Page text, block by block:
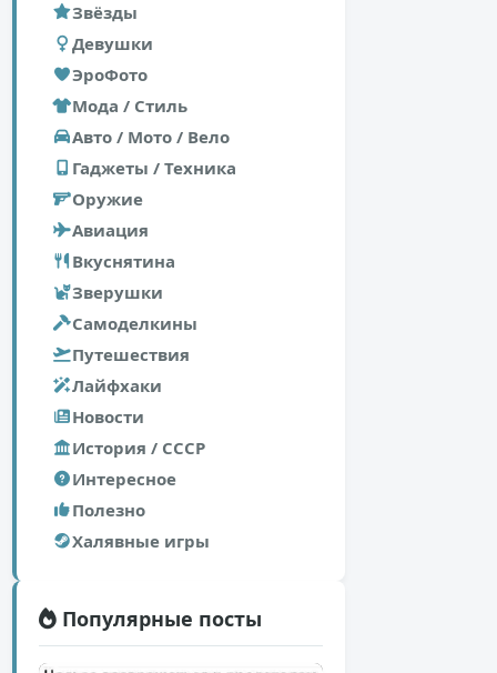
Звёзды
Девушки
ЭроФото
Мода / Стиль
Авто / Мото / Вело
Гаджеты / Техника
Оружие
Авиация
Вкуснятина
Зверушки
Самоделкины
Путешествия
Лайфхаки
Новости
История / СССР
Интересное
Полезно
Халявные игры
Популярные посты